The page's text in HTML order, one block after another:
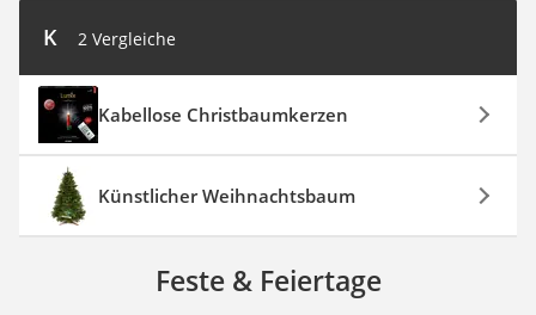
K 2 Vergleiche
Kabellose Christbaumkerzen
Künstlicher Weihnachtsbaum
Feste & Feiertage